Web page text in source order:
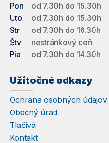
Pon
od 7.30h do 15.30h
Uto
od 7.30h do 15.30h
Str
od 7.30h do 16.30h
Štv
nestránkový deň
Pia
od 7.30h do 14.30h
Užitočné odkazy
Ochrana osobných údajov
Obecný úrad
Tlačivá
Kontakt